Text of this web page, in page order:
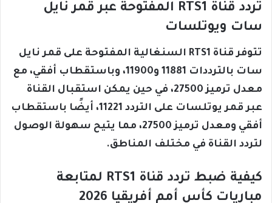
تردد قناة RTS1 المفتوحة عبر قمر نايل
سات ويوتلسات
تتوفر قناة RTS1 السنغالية المفتوحة على قمر نايل
سات بالترددات 11881 و11900، وباستقطاب أفقي، مع
معدل ترميز 27500، في حين يمكن استقبال القناة
عبر قمر يوتلسات على التردد 11221، أيضًا باستقطاب
أفقي ومعدل ترميز 27500، مما يتيح سهولة الوصول
لتردد القناة في مختلف المناطق.
كيفية ضبط تردد قناة RTS1 لمتابعة
مباريات كأس أمم أفريقيا 2026